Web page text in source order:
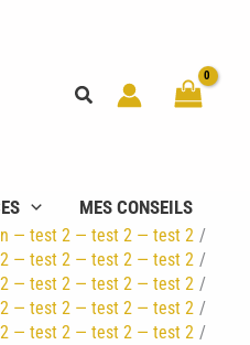
Rechercher
MES CONSEILS
— test 2 — test 2 — test 2
— test 2 — test 2 — test 2
— test 2 — test 2 — test 2
— test 2 — test 2 — test 2
— test 2 — test 2 — test 2